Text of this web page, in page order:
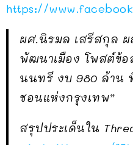
https://
ผศ.นิรมล เสรีสกุล
พัฒนาเมือง โพสต์ข้อ
นนทรี งบ 980 ล้าน
ชอนแห่งกรุงเทพ”
สรุปประเด็นใน